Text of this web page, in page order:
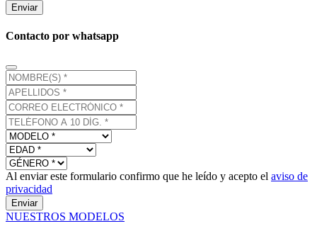
Enviar
Contacto por whatsapp
Al enviar este formulario confirmo que he leído y acepto el aviso de
privacidad
Enviar
NUESTROS MODELOS